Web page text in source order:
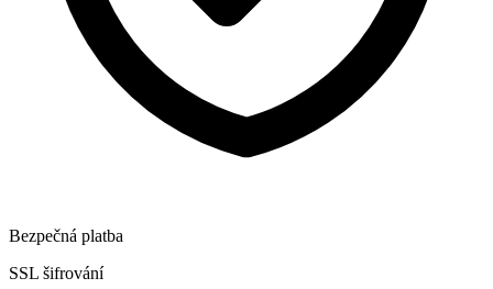
Bezpečná platba
SSL šifrování